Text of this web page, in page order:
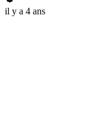
il y a 4 ans